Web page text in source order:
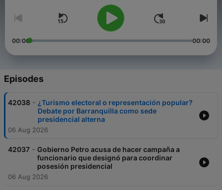
00:00 00:00
Episodes
42038 - ¿Turismo electoral o representación popular?
Debate por Barranquilla como sede
presidencial alterna
06 Aug 2026
42037 - Gobierno Petro acusa de hacer campaña a
funcionario que designó para coordinar
posesión presidencial
06 Aug 2026